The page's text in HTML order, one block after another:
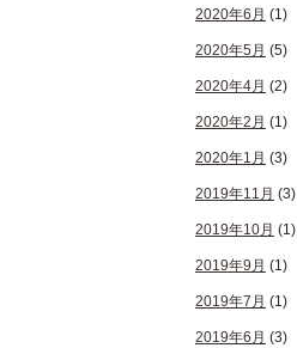
2020年6月 (1)
2020年5月 (5)
2020年4月 (2)
2020年2月 (1)
2020年1月 (3)
2019年11月 (3)
2019年10月 (1)
2019年9月 (1)
2019年7月 (1)
2019年6月 (3)